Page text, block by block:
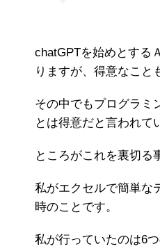
chatGPTを始めとする
りますが、得意なこと
その中でもプログラミ
とは得意だと言われて
ところがこれを裏切る
私がエクセルで簡単な
時のことです。
私が行っていたのは6